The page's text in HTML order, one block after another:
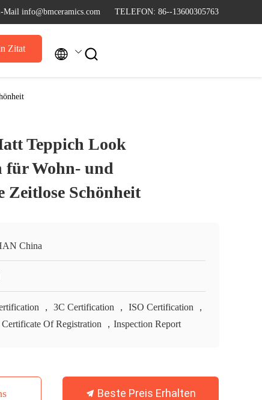
Mail info@bmceramics.com TELEFON: 86--13600305763
Zitat  
Teppich Look
für Wohn- und
Zeitlose Schönheit
China
， 3C Certification ， ISO Certification ，
Of Registration ，Inspection Report
Beste Preis Erhalten